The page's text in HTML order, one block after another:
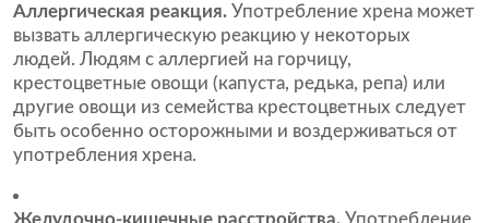
Аллергическая реакция. Употребление хрена может
вызвать аллергическую реакцию у некоторых
людей. Людям с аллергией на горчицу,
крестоцветные овощи (капуста, редька, репа) или
другие овощи из семейства крестоцветных следует
быть особенно осторожными и воздерживаться от
употребления хрена.
Желудочно-кишечные расстройства. Употребление